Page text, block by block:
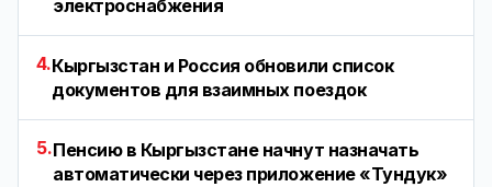
электроснабжения
4.Кыргызстан и Россия обновили список
документов для взаимных поездок
5.Пенсию в Кыргызстане начнут назначать
автоматически через приложение «Тундук»